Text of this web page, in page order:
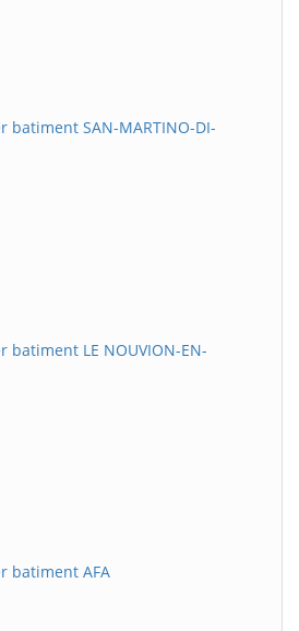
batiment SAN-MARTINO-DI-
batiment LE NOUVION-EN-
batiment AFA